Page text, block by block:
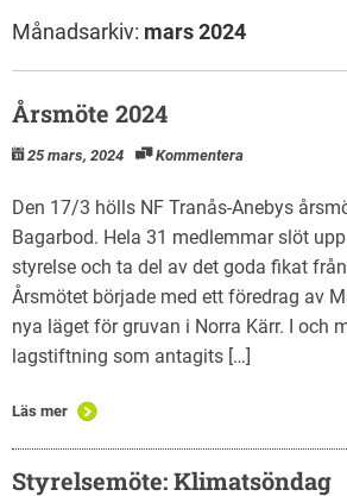
Månadsarkiv: mars 2024
Årsmöte 2024
25 mars, 2024 Kommentera
Den 17/3 hölls NF Tranås-Anebys
Bagarbod. Hela 31 medlemmar slöt
styrelse och ta del av det goda fikat
Årsmötet började med ett föredrag av
nya läget för gruvan i Norra Kärr. I och
lagstiftning som antagits […]
Läs mer
Styrelsemöte: Klimatsöndag